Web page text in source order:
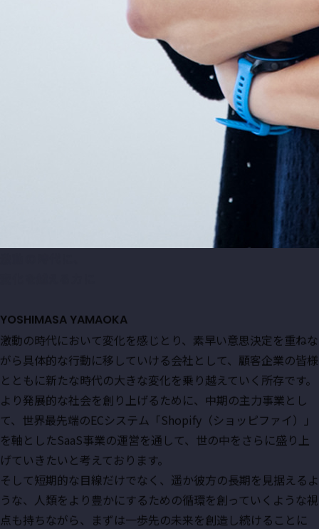
YOSHIMASA YAMAOKA
激動の時代において変化を感じとり、素早い意思決定を重ねな
がら具体的な行動に移していける会社として、顧客企業の皆様
とともに新たな時代の大きな変化を乗り越えていく所存です。
より発展的な社会を創り上げるために、中期の主力事業とし
て、世界最先端のECシステム「Shopify（ショッピファイ）」
を軸としたSaaS事業の運営を通して、世の中をさらに盛り上
げていきたいと考えております。
そして短期的な目線だけでなく、遥か彼方の長期を見据えるよ
うな、人類をより豊かにするための循環を創っていくような視
点も持ちながら、まずは一歩先の未来を創造し続けることに